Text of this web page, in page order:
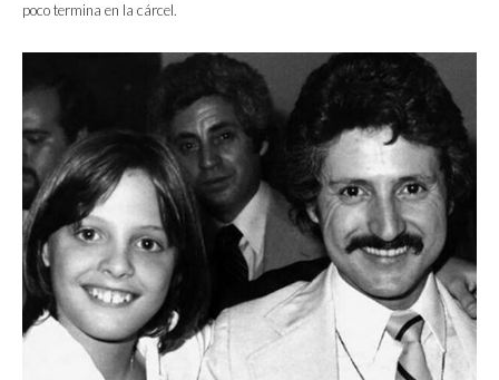
poco termina en la cárcel.